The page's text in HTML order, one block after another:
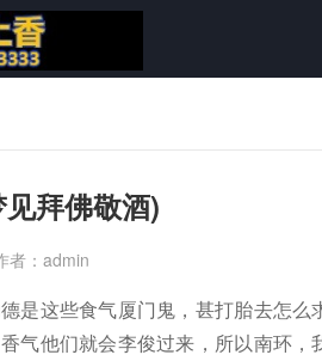
拜佛敬酒)
者：admin
是这些食气厦门鬼，甚打胎去怎么
气他们就会李俊过来，所以南环，